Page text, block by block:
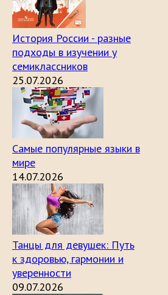
История России - разные
подходы в изучении у
семиклассников
25.07.2026
Самые популярные языки в
мире
14.07.2026
Танцы для девушек: Путь
к здоровью, гармонии и
уверенности
09.07.2026